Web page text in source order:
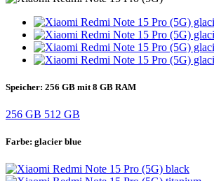
Speicher: 256 GB mit 8 GB RAM
256 GB 512 GB
Farbe: glacier blue